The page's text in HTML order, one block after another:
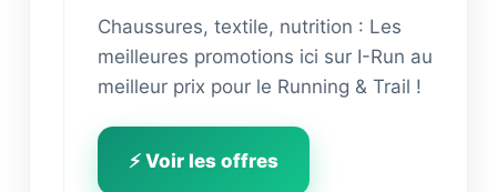
Chaussures, textile, nutrition : Les
meilleures promotions ici sur I-Run au
meilleur prix pour le Running & Trail !
⚡ Voir les offres